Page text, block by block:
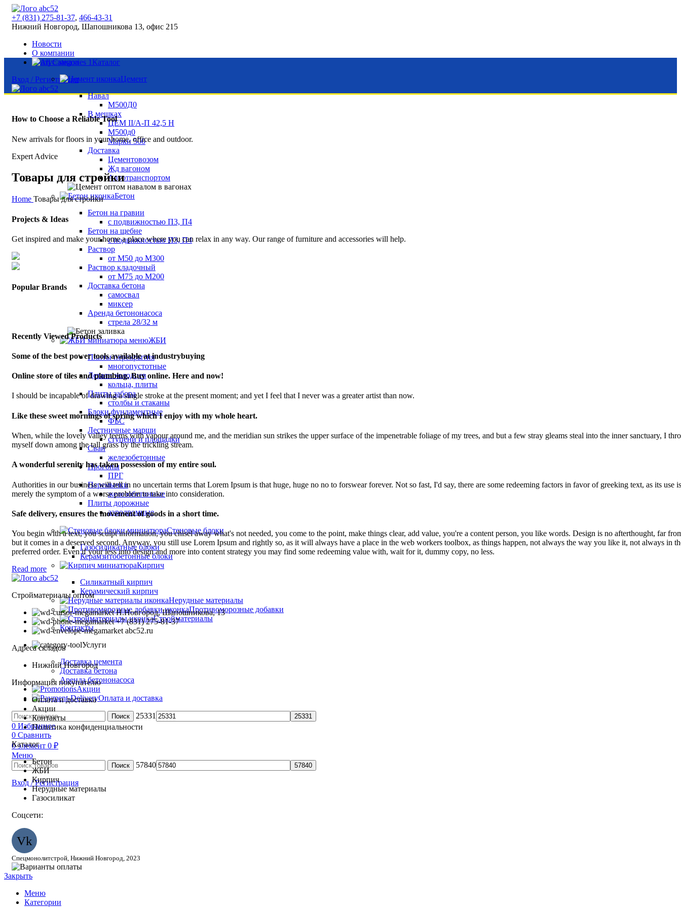
+7 (831) 275-81-37, 466-43-31
Нижний Новгород, Шапошникова 13, офис 215
Новости
О компании
Статус заказа
Вход / Регистрация
Каталог
Цемент
Навал
М500Д0
В мешках
ЦЕМ II/А-П 42,5 Н
М500д0
Марки 500
Доставка
Цементовозом
Жд вагоном
Автотранспортом
Бетон
Бетон на гравии
с подвижностью П3, П4
Бетон на щебне
с подвижностью П3, П4
Раствор
от М50 до М300
Раствор кладочный
от М75 до М200
Доставка бетона
самосвал
миксер
Аренда бетононасоса
стрела 28/32 м
ЖБИ
Плиты перекрытия
многопустотные
Детали колодцев
кольца, плиты
Плиты забора
столбы и стаканы
Блоки фундаментные
ФБС
Лестничные марши
ступени и площадки
Сваи
железобетонные
Прогоны
ПРГ
Перемычки
железобетонные
Плиты дорожные
аэродромные
Стеновые блоки
Газосиликатные блоки
Керамзитобетонные блоки
Кирпич
Силикатный кирпич
Керамический кирпич
Нерудные материалы
Противоморозные добавки
Стройматериалы
Контакты
Услуги
Доставка цемента
Доставка бетона
Аренда бетононасоса
Акции
Оплата и доставка
Поиск
25331
0 Избранное
0 Сравнить
0элемент 0 ₽
Меню
Поиск 57840
Вход / Регистрация
How to Choose a Reliable Tool
New arrivals for floors in your home, office and outdoor.
Expert Advice
Товары для стройки
Home Товары для стройки
Projects & Ideas
Get inspired and make your home a place where you can relax in any way. Our range of furniture and accessories will help.
Popular Brands
Recently Viewed Products
Some of the best power tools available at industrybuying
Online store of tiles and plumbing. Buy online. Here and now!
I should be incapable of drawing a single stroke at the present moment; and yet I feel that I never was a greater artist than now.
Like these sweet mornings of spring which I enjoy with my whole heart.
When, while the lovely valley teems with vapour around me, and the meridian sun strikes the upper surface of the impenetrable foliage of my trees, and but a few stray gleams steal into the inner sanctuary, I
myself down among the tall grass by the trickling stream.
A wonderful serenity has taken possession of my entire soul.
Authorities in our business will tell in no uncertain terms that Lorem Ipsum is that huge, huge no no to forswear forever. Not so fast, I'd say, there are some redeeming factors in favor of greeking text, as its use is
merely the symptom of a worse problem to take into consideration.
Safe delivery, ensures the movement of goods in a short time.
You begin with a text, you sculpt information, you chisel away what's not needed, you come to the point, make things clear, add value, you're a content person, you like words. Design is no afterthought, far
but it comes in a deserved second. Anyway, you still use Lorem Ipsum and rightly so, as it will always have a place in the web workers toolbox, as things happen, not always the way you like it, not always in
preferred order. Even if your less into design and more into content strategy you may find some redeeming value with, wait for it, dummy copy, no less.
Read more
Стройматериалы оптом
Н.Новгород, Шапошникова, 13
+7 (831) 275-81-37
abc52.ru
Адреса складов
Нижний Новгород
Информация покупателю
Оплата и доставка
Акции
Контакты
Политика конфиденциальности
Каталог
Бетон
ЖБИ
Кирпич
Нерудные материалы
Газосиликат
Соцсети:
Vk
Спецмонолитстрой, Нижний Новгород, 2023
Закрыть
Меню
Категории